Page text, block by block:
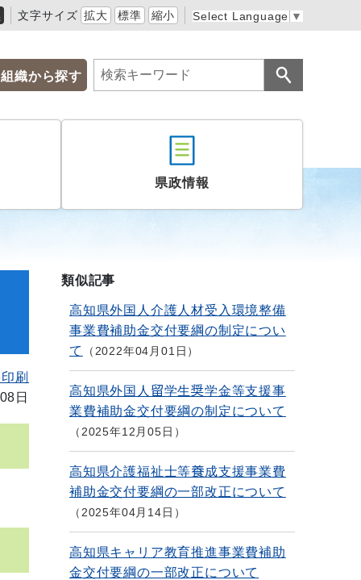
文字サイズ 拡大 標準 縮小 Select Language ▼
組織から探す
県政情報
刷
日
類似記事
高知県外国人介護人材受入環境整備
事業費補助金交付要綱の制定につい
て
2022年04月01日
高知県外国人留学生奨学金等支援事
業費補助金交付要綱の制定について
2025年12月05日
高知県介護福祉士等養成支援事業費
補助金交付要綱の一部改正について
2025年04月14日
高知県キャリア教育推進事業費補助
金交付要綱の一部改正について